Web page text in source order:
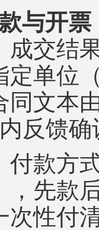
与开票
成交结
定单位
同文本
反馈
付款方
先款
次性付